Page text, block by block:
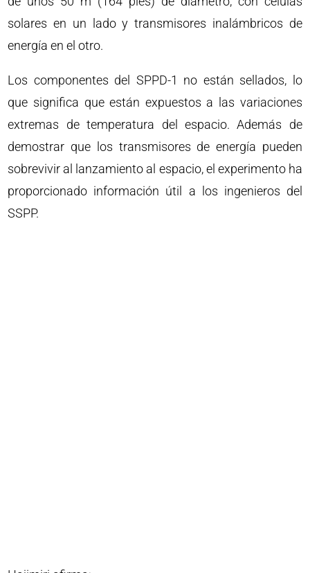
solares en un lado y transmisores inalámbricos de
energía en el otro.
Los componentes del SPPD-1 no están sellados, lo
que significa que están expuestos a las variaciones
extremas de temperatura del espacio. Además de
demostrar que los transmisores de energía pueden
sobrevivir al lanzamiento al espacio, el experimento ha
proporcionado información útil a los ingenieros del
SSPP.